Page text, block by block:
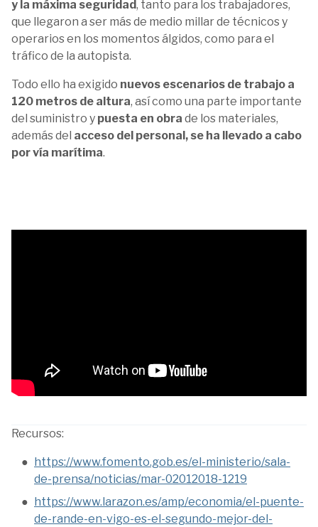
y la máxima seguridad, tanto para los trabajadores,
que llegaron a ser más de medio millar de técnicos y
operarios en los momentos álgidos, como para el
tráfico de la autopista.
Todo ello ha exigido nuevos escenarios de trabajo a
120 metros de altura, así como una parte importante
del suministro y puesta en obra de los materiales,
además del acceso del personal, se ha llevado a cabo
por vía marítima.
Recursos:
https://www.fomento.gob.es/el-ministerio/sala-
de-prensa/noticias/mar-02012018-1219
https://www.larazon.es/amp/economia/el-puente-
de-rande-en-vigo-es-el-segundo-mejor-del-